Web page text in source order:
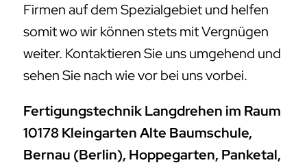
Firmen auf dem Spezialgebiet und helfen
somit wo wir können stets mit Vergnügen
weiter. Kontaktieren Sie uns umgehend und
sehen Sie nach wie vor bei uns vorbei.
Fertigungstechnik Langdrehen im Raum
10178 Kleingarten Alte Baumschule,
Bernau (Berlin), Hoppegarten, Panketal,